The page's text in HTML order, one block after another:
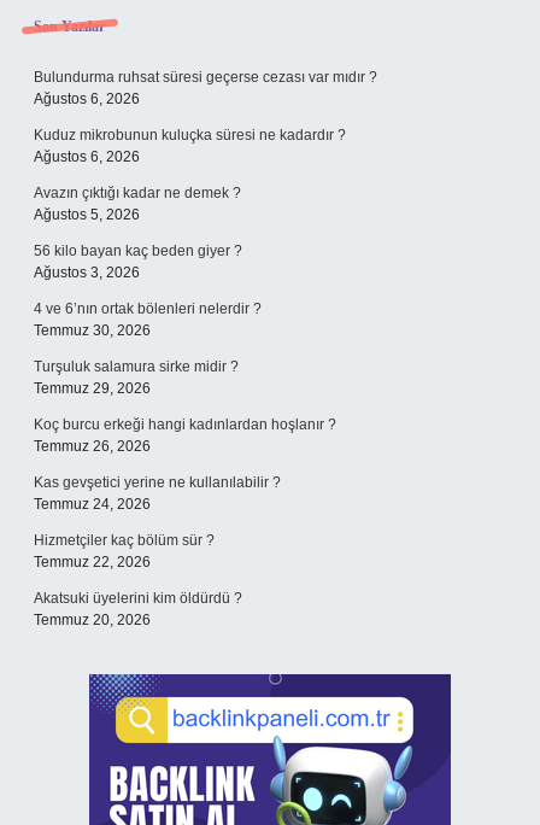
Sidebar
Son Yazılar
Bulundurma ruhsat süresi geçerse cezası var mıdır ?
Ağustos 6, 2026
Kuduz mikrobunun kuluçka süresi ne kadardır ?
Ağustos 6, 2026
Avazın çıktığı kadar ne demek ?
Ağustos 5, 2026
56 kilo bayan kaç beden giyer ?
Ağustos 3, 2026
4 ve 6’nın ortak bölenleri nelerdir ?
Temmuz 30, 2026
Turşuluk salamura sirke midir ?
Temmuz 29, 2026
Koç burcu erkeği hangi kadınlardan hoşlanır ?
Temmuz 26, 2026
Kas gevşetici yerine ne kullanılabilir ?
Temmuz 24, 2026
Hizmetçiler kaç bölüm sür ?
Temmuz 22, 2026
Akatsuki üyelerini kim öldürdü ?
Temmuz 20, 2026